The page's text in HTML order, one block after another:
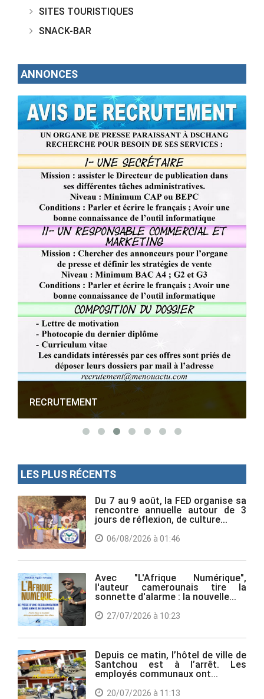
SITES TOURISTIQUES
SNACK-BAR
ANNONCES
RECRUTEMENT
LES PLUS RÉCENTS
Du 7 au 9 août, la FED organise sa
rencontre annuelle autour de 3
jours de réflexion, de culture...
06/08/2026 à 01:46
Avec "L'Afrique Numérique",
l'auteur camerounais tire la
sonnette d'alarme : la nouvelle...
27/07/2026 à 10:23
Depuis ce matin, l’hôtel de ville de
Santchou est à l’arrêt. Les
employés communaux ont...
20/07/2026 à 11:13